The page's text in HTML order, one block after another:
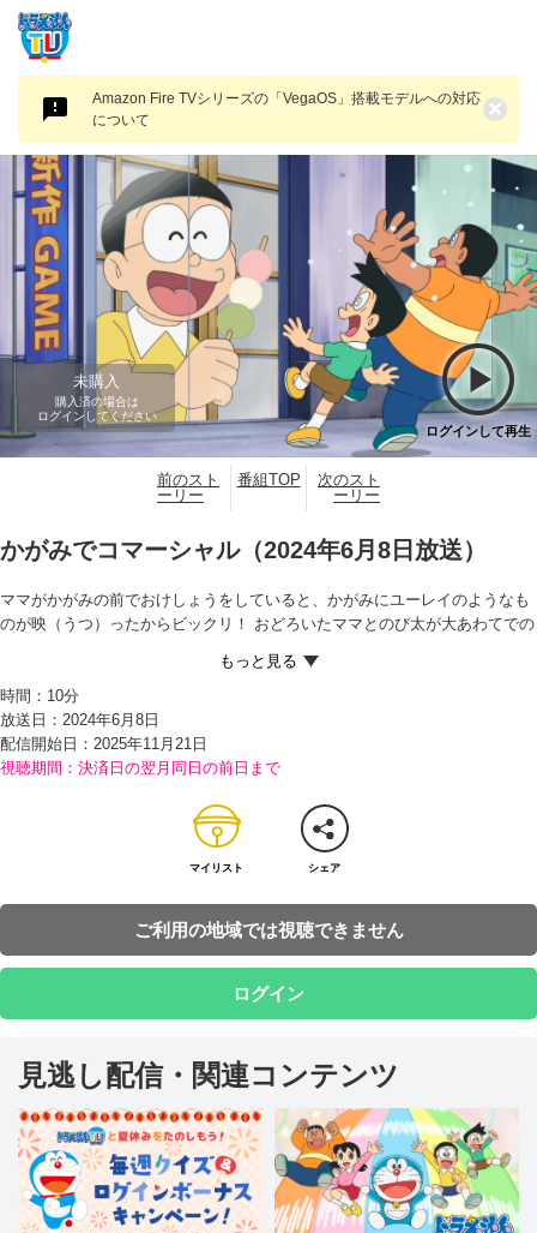
Amazon Fire TVシリーズの「VegaOS」搭載モデルへの対応
について
×
未購入
購入済の場合は
ログインしてください
ログインして再生
前のスト
ーリー
番組TOP
次のスト
ーリー
かがみでコマーシャル（2024年6月8日放送）
ママがかがみの前でおけしょうをしていると、かがみにユーレイのようなも
のが映（うつ）ったからビックリ！ おどろいたママとのび太が大あわてでの
ママにおこられてしまったドラえもんだったが、おどろかすつもりはなく、
『遠写かがみ』というひみつ道具で実験をしていたのだという。このかがみ
に映したものは、近くにある他のかがみやガラスにも同時に映すことができ
るというのだ。
だったが、のび太はもったいないとそれを止める。そして考えた末、お店の
広告（こうこく）を引き受け、町中のかがみにそのお店のコマーシャルを流
てしまう…。そこで、最初の一軒（けん）は無料でコマーシャルを作ること
にし、裏（うら）通りのさびれた和菓子（わがし）店に目を付けるが…!?
時間： 10分
放送日：2024年6月8日
配信開始日： 2025年11月21日
視聴期間：決済日の翌月同日の前日まで
マイリスト シェア
ご利用の地域では視聴できません
ログイン
見逃し配信・関連コンテンツ